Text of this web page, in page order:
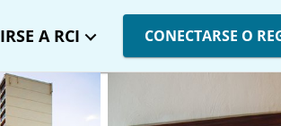
A RCI CONECTARSE O